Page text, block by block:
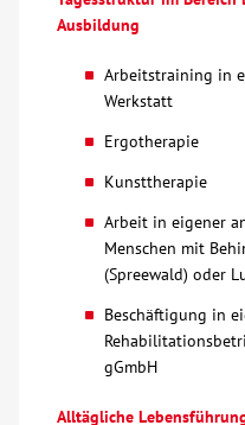
Ausbildung
Arbeitstraining in
Werkstatt
Ergotherapie
Kunsttherapie
Arbeit in eigener
Menschen mit
(Spreewald) oder
Beschäftigung in
gGmbH
Alltägliche